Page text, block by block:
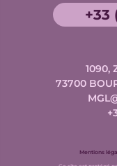
+33
1090,
73700
Mentions